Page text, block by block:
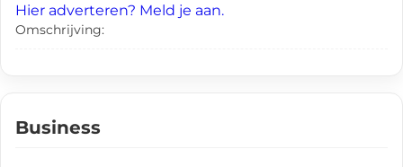
Hier adverteren? Meld je aan.
Omschrijving:
Business